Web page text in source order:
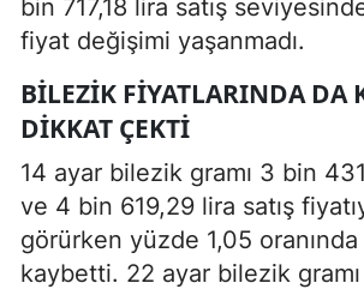
bin 717,18 lira satış
fiyat değişimi yaşanmadı.
BILEZIK FIYATLARINDA DA
DIKKAT ÇEKTI
14 ayar bilezik gramı 3 bin
ve 4 bin 619,29 lira satış
görürken yüzde 1,05
kaybetti. 22 ayar bilezik